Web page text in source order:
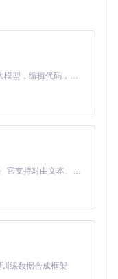
Claude Code 的开源替代方案。连接任意大模型，编辑代码，运行命令，自动验证 — 全自动执行。用 Rust 构建，极致性能。 ｜ An open-source alternative to Claude Code. Connect any LLM, edit code, run commands, and verify changes — autonomously. Built in Rust for speed. Get Started
MiniMax H3 是一个通用的全模态生成系统。它支持对由文本、图像、视频和音频组成的多模态上下文进行统一理解，并能生成分辨率高达 2K、时长可达 15 秒的带原生立体声音频的视频。得益于面向任务泛化的系统设计，H3 在预训练阶段就已具备广泛的多模态上下文理解与生成能力，能够出色地执行复杂的多模态指令。
练数据合成框架